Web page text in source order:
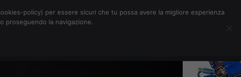
policy) per essere sicuri che tu possa avere la migliore esperienza
proseguendo la navigazione.